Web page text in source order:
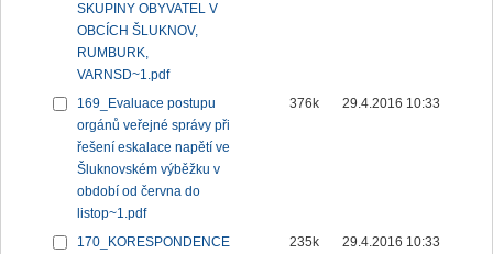
SKUPINY OBYVATEL V
OBCÍCH ŠLUKNOV,
RUMBURK,
VARNSD~1.pdf
169_Evaluace postupu
orgánů veřejné správy při
řešení eskalace napětí ve
Šluknovském výběžku v
období od června do
listop~1.pdf
376k 29.4.2016 10:33
170_KORESPONDENCE
235k 29.4.2016 10:33